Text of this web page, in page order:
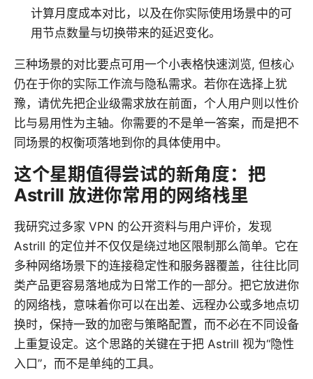
计算月度成本对比，以及在你实际使用场景中的可
用节点数量与切换带来的延迟变化。
三种场景的对比要点可用一个小表格快速浏览, 但核心
仍在于你的实际工作流与隐私需求。若你在选择上犹
豫，请优先把企业级需求放在前面，个人用户则以性价
比与易用性为主轴。你需要的不是单一答案，而是把不
同场景的权衡项落地到你的具体使用中。
这个星期值得尝试的新角度：把
Astrill 放进你常用的网络栈里
我研究过多家 VPN 的公开资料与用户评价，发现
Astrill 的定位并不仅仅是绕过地区限制那么简单。它在
多种网络场景下的连接稳定性和服务器覆盖，往往比同
类产品更容易落地成为日常工作的一部分。把它放进你
的网络栈，意味着你可以在出差、远程办公或多地点切
换时，保持一致的加密与策略配置，而不必在不同设备
上重复设定。这个思路的关键在于把 Astrill 视为“隐性
入口”，而不是单纯的工具。